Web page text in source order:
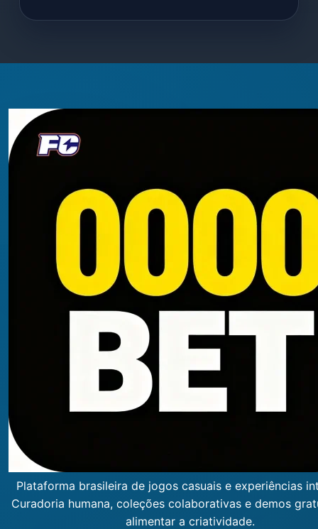
Plataforma brasileira de jogos casuais e experiências
Curadoria humana, coleções colaborativas e demos
alimentar a criatividade.